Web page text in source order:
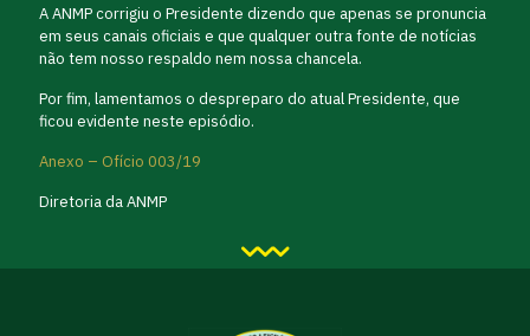
A ANMP corrigiu o Presidente dizendo que apenas se pronuncia
em seus canais oficiais e que qualquer outra fonte de notícias
não tem nosso respaldo nem nossa chancela.
Por fim, lamentamos o despreparo do atual Presidente, que
ficou evidente neste episódio.
Anexo – Ofício 003/19
Diretoria da ANMP